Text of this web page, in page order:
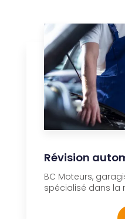
Révision
BC Moteurs,
spécialisé dans la